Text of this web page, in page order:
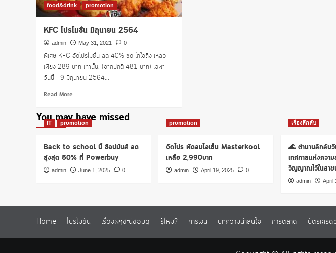
food&drink promotion
KFC โปรโมชั่น มิถุนายน 2564
admin May 31, 2021 0
พิเศษ KFC จัดโปรโมชั่น ลด 40% ชุด ไก่ใจถึง เหลือ
เพียง 289 บาท เท่านั้น! (จากปกติ 481 บาท) เฉพาะ
วันนี้ - 9 มิถุนายน 2564...
Read More
about
KFC
ชั่น
มิถุนายน
2564
You may have missed
IT promotion
Back to school นี้ ช้อปมันส์ ลด
สูงสุด 50% ที่ Powerbuy
admin June 1, 2025 0
promotion
จัดโปร พัดลมไอเย็น Masterkool
เหลือ 2,990บาท
admin April 19, 2025 0
เรื่องลึกลับ
🌊 ตำนานลึกลับ
เทศกาลแห่งควา
วิญญาณไว้ในสาย
admin April
Home โปรโมชั่น เรื่องผีๆชะนีชอบดู รู้ไหม? การเงิน บทความน่าสนใจ การตลาด บัตรเครดิ